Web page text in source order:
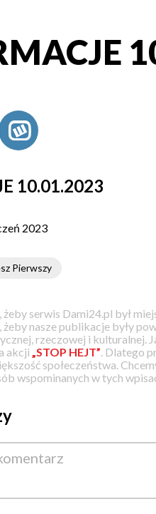
10.01.2023
2023
Pierwszy
żeby serwis Dami24.pl był
żeby nasze publikacje były
rzeczowej i kulturalnej.
akcji „STOP HEJT” . Dlatego
społeczeństwa.
wspominanych w tych